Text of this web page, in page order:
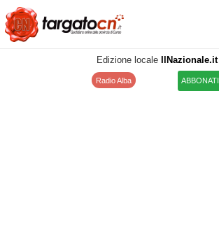
Edizione locale IlNazionale.it
Radio Alba ABBONATI